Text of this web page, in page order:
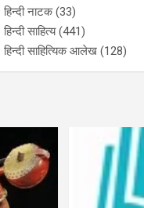
हिन्‍दी नाटक(33)
हिन्दी साहित्य(441)
हिन्दी साहित्यिक आलेख (128)